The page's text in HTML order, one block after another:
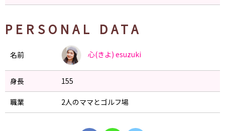
PERSONAL DATA
名前 心(きよ) esuzuki
身長 155
職業 2人のママとゴルフ場